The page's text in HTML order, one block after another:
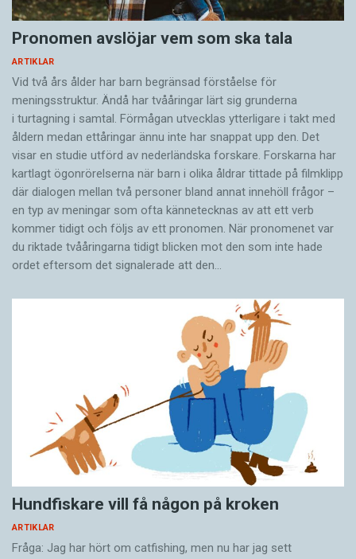
Pronomen avslöjar vem som ska tala
ARTIKLAR
Vid två års ålder har barn begränsad förståelse för
meningsstruktur. Ändå har tvååringar lärt sig grunderna
i turtagning i samtal. Förmågan utvecklas ytterligare i takt med
åldern medan ettåringar ännu inte har snappat upp den. Det
visar en studie utförd av nederländska forskare. Forskarna har
kartlagt ögonrörelserna när barn i olika åldrar tittade på filmklipp
där dialogen mellan två personer bland annat innehöll frågor –
en typ av meningar som ofta kännetecknas av att ett verb
kommer tidigt och följs av ett pronomen. När pronomenet var
du riktade tvååringarna tidigt blicken mot den som inte hade
ordet eftersom det ­signalerade att den…
Hundfiskare vill få någon på kroken
ARTIKLAR
Fråga: Jag har hört om catfishing, men nu har jag sett